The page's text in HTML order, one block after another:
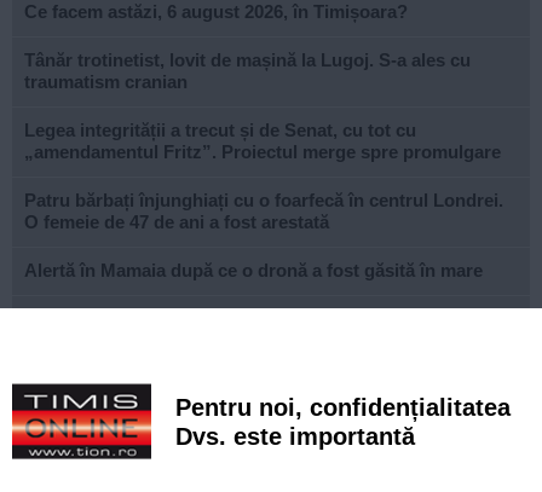
Ce facem astăzi, 6 august 2026, în Timișoara?
Tânăr trotinetist, lovit de mașină la Lugoj. S-a ales cu
traumatism cranian
Legea integrității a trecut și de Senat, cu tot cu
„amendamentul Fritz”. Proiectul merge spre promulgare
Patru bărbați înjunghiați cu o foarfecă în centrul Londrei.
O femeie de 47 de ani a fost arestată
Alertă în Mamaia după ce o dronă a fost găsită în mare
Canicula continuă în Timiș. Direcția de Asistență Socială
distribuie apă și alimente persoanelor vulnerabile
PSD îl amenință, de la București, pe prefectul de Timiș,
Pentru noi, confidențialitatea
Dvs. este importantă